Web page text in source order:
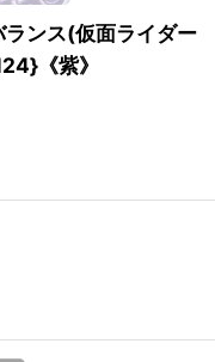
ンス(仮面ライダー
《紫》